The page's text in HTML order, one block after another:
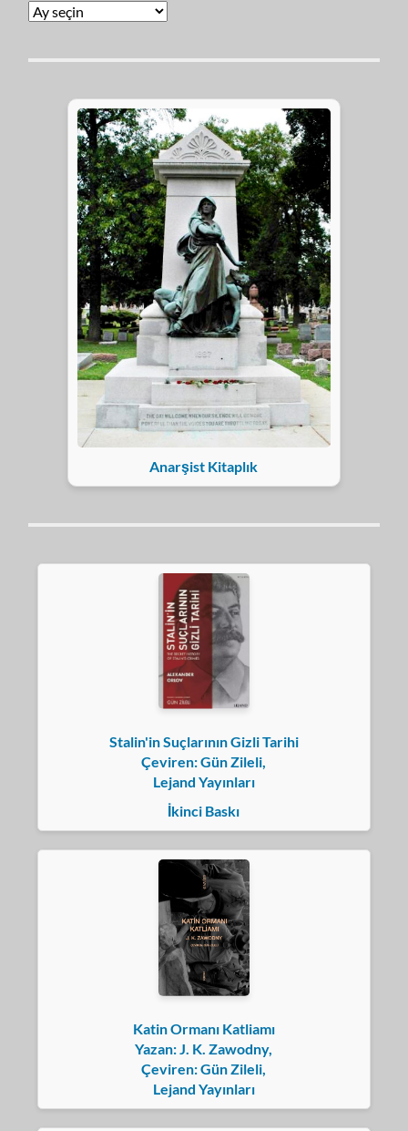
Anarşist Kitaplık
Stalin'in Suçlarının Gizli Tarihi
Çeviren: Gün Zileli,
Lejand Yayınları
İkinci Baskı
Katin Ormanı Katliamı
Yazan: J. K. Zawodny,
Çeviren: Gün Zileli,
Lejand Yayınları